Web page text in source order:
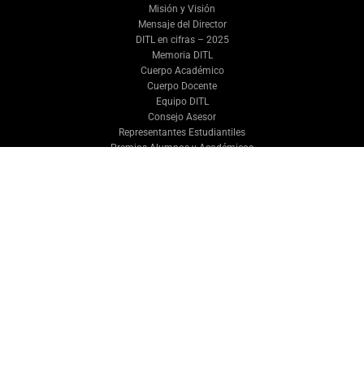
Misión y Visión
Mensaje del Director
DITL en cifras – 2025
Memoria DITL
Cuerpo Académico
Cuerpo Docente
Equipo DITL
Consejo Asesor
Representantes Estudiantiles
Premios Alumnos y Académicos